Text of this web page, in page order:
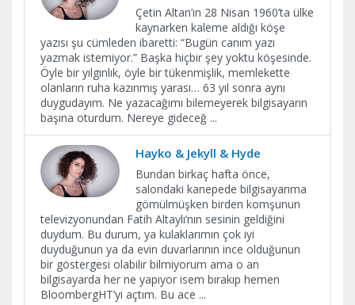
Çetin Altan’ın 28 Nisan 1960’ta ülke
kaynarken kaleme aldığı köşe
yazısı şu cümleden ibaretti: “Bugün canım yazı
yazmak istemiyor.” Başka hiçbir şey yoktu köşesinde.
Öyle bir yılgınlık, öyle bir tükenmişlik, memlekette
olanların ruha kazınmış yarası… 63 yıl sonra aynı
duygudayım. Ne yazacağımı bilemeyerek bilgisayarın
başına oturdum. Nereye gideceğ ...
Hayko & Jekyll & Hyde
Bundan birkaç hafta önce,
salondaki kanepede bilgisayarıma
gömülmüşken birden komşunun
televizyonundan Fatih Altaylı’nın sesinin geldiğini
duydum. Bu durum, ya kulaklarımın çok iyi
duyduğunun ya da evin duvarlarının ince olduğunun
bir göstergesi olabilir bilmiyorum ama o an
bilgisayarda her ne yapıyor isem bırakıp hemen
BloombergHT’yi açtım. Bu ace ...